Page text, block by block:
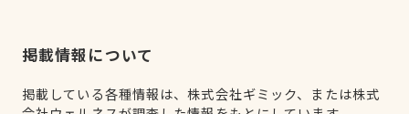
掲載情報について
掲載している各種情報は、株式会社ギミック、または株式